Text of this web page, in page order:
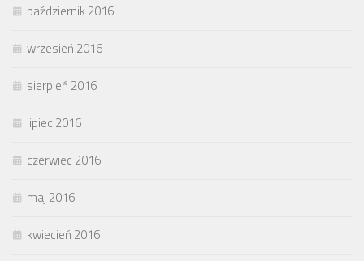
październik 2016
wrzesień 2016
sierpień 2016
lipiec 2016
czerwiec 2016
maj 2016
kwiecień 2016